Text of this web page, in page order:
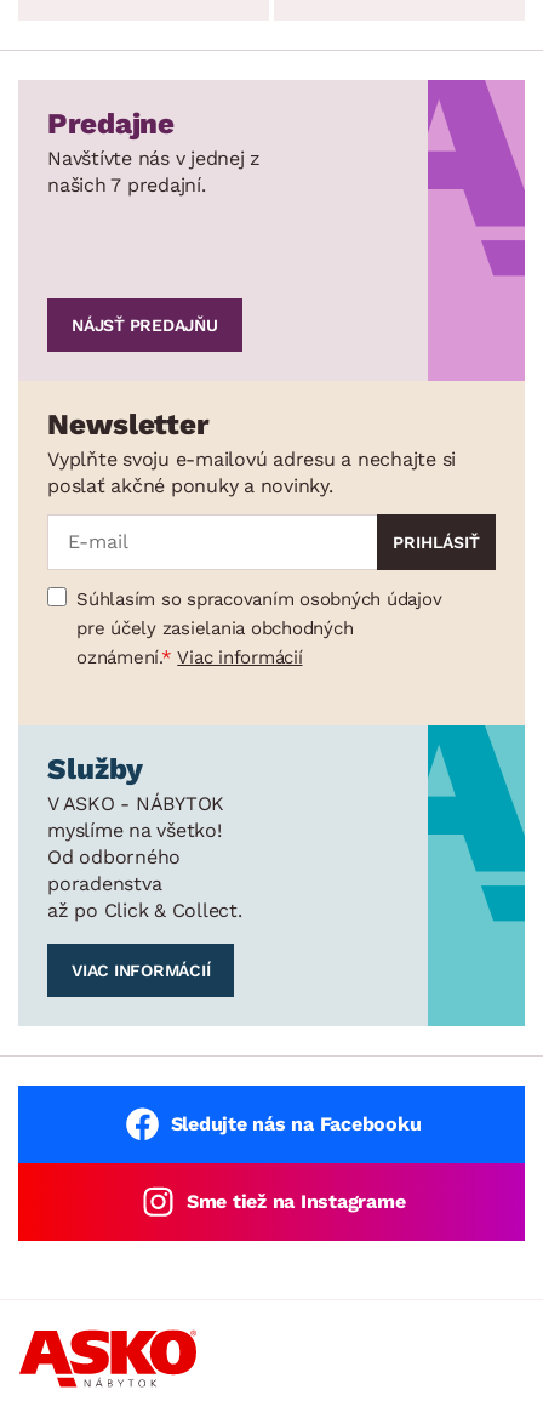
Predajne
Navštívte nás v jednej z
našich 7 predajní.
NÁJSŤ PREDAJŇU
Newsletter
Vyplňte svoju e-mailovú adresu a nechajte si
poslať akčné ponuky a novinky.
Súhlasím so spracovaním osobných údajov
pre účely zasielania obchodných
oznámení.
Viac informácií
Služby
V ASKO - NÁBYTOK
myslíme na všetko!
Od odborného
poradenstva
až po Click & Collect.
VIAC INFORMÁCIÍ
Sledujte nás na Facebooku
Sme tiež na Instagrame